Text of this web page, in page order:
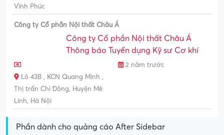
Vĩnh Phúc
Công ty Cổ phần Nội thất Châu Á
Công ty Cổ phần Nội thất Châu Á
Thông báo Tuyển dụng Kỹ sư Cơ khí
2 năm trước
Lô 43B , KCN Quang Minh ,
Thị trấn Chi Đông, Huyện Mê
Linh, Hà Nội
Phần dành cho quảng cáo After Sidebar